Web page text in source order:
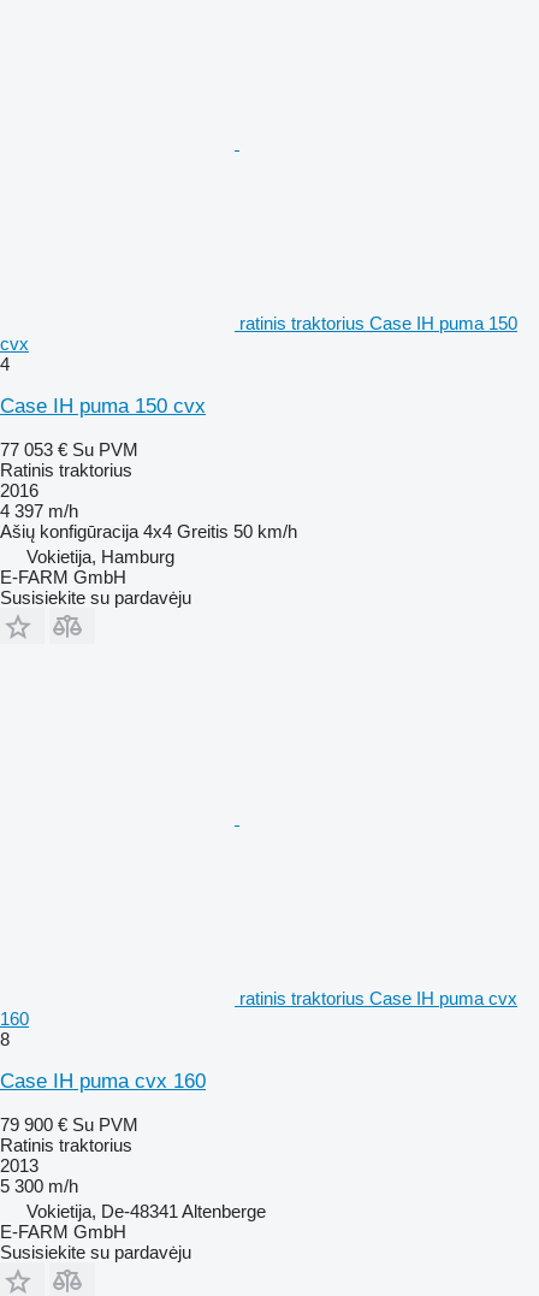
ratinis traktorius Case IH puma 150
cvx
4
Case IH puma 150 cvx
77 053 € Su PVM
Ratinis traktorius
2016
4 397 m/h
Ašių konfigūracija 4x4 Greitis 50 km/h
Vokietija, Hamburg
E-FARM GmbH
Susisiekite su pardavėju
ratinis traktorius Case IH puma cvx
160
8
Case IH puma cvx 160
79 900 € Su PVM
Ratinis traktorius
2013
5 300 m/h
Vokietija, De-48341 Altenberge
E-FARM GmbH
Susisiekite su pardavėju